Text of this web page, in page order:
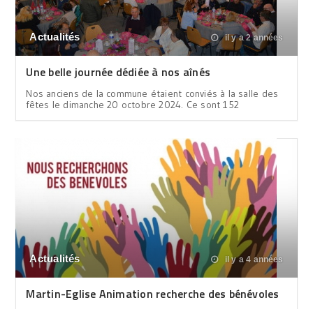
Actualités il y a 2 années
Une belle journée dédiée à nos aînés
Nos anciens de la commune étaient conviés à la salle des
fêtes le dimanche 20 octobre 2024. Ce sont 152
Actualités il y a 4 années
Martin-Eglise Animation recherche des bénévoles